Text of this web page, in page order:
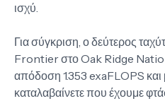
ισχύ.
Για σύγκριση, ο δεύτερος
Frontier στο Oak Ridge
απόδοση 1.353 exaFLOPS
καταλαβαίνετε που έχουμε